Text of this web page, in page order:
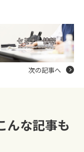
次の記事へ
んな記事も